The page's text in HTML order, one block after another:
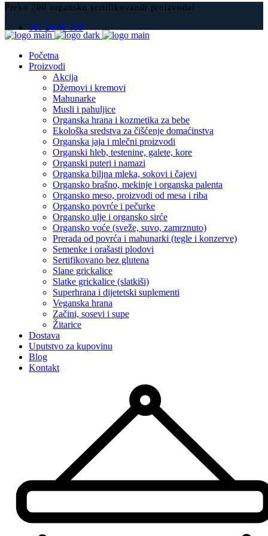
Preko 700 organsko sertifikovanih proizvoda!
011 24 58 135
Početna
Proizvodi
Akcija
Džemovi i kremovi
Mahunarke
Musli i pahuljice
Organska hrana i kozmetika za bebe
Ekološka sredstva za čišćenje domaćinstva
Organska jaja i mlečni proizvodi
Organski hleb, testenine, galete, kore
Organski puteri i namazi
Organska biljna mleka, sokovi i čajevi
Organsko brašno, mekinje i organska palenta
Organsko meso, proizvodi od mesa i riba
Organsko povrće i pečurke
Organsko ulje i organsko sirće
Organsko voće (sveže, suvo, zamrznuto)
Prerada od povrća i mahunarki (tegle i konzerve)
Semenke i orašasti plodovi
Sertifikovano bez glutena
Slane grickalice
Slatke grickalice (slatkiši)
Superhrana i dijetetski suplementi
Veganska hrana
Začini, sosevi i supe
Žitarice
Dostava
Uputstvo za kupovinu
Blog
Kontakt